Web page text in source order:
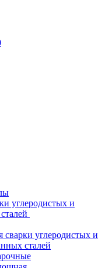
углеродистых и
сварки углеродистых и
сталей